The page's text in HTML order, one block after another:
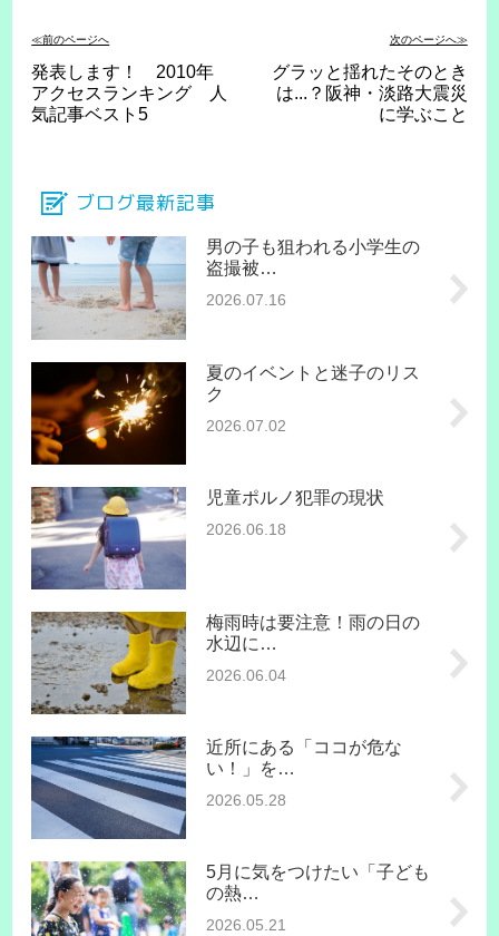
≪前のページへ 次のページへ≫
発表します！ 2010年
アクセスランキング 人
気記事ベスト5
グラッと揺れたそのとき
は...？阪神・淡路大震災
に学ぶこと
ブログ最新記事
男の子も狙われる小学生の
盗撮被…
2026.07.16
夏のイベントと迷子のリス
ク
2026.07.02
児童ポルノ犯罪の現状
2026.06.18
梅雨時は要注意！雨の日の
水辺に…
2026.06.04
近所にある「ココが危な
い！」を…
2026.05.28
5月に気をつけたい「子ども
の熱…
2026.05.21